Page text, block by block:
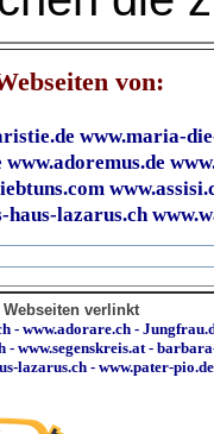
von:
www.maria-
www.adoremus.de
haus-lazarus.ch
verlinkt
- www.adorare.ch -
- www.segenskreis.at-
lazarus.ch - www.pater-pio.de